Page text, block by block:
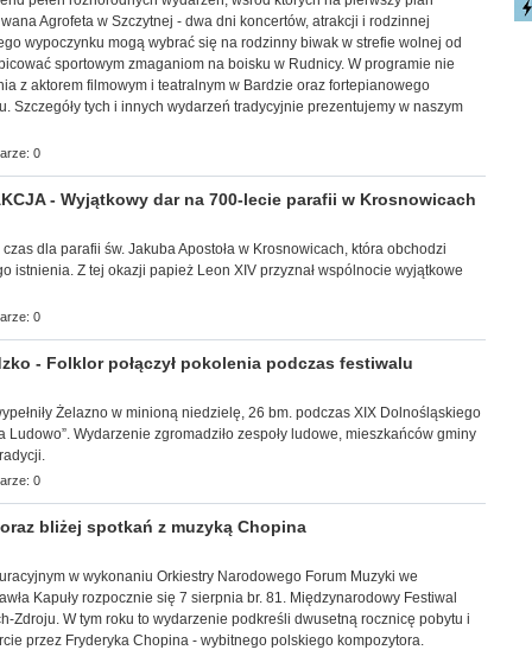
Agrofeta w Szczytnej - dwa dni koncertów, atrakcji i rodzinnej
wypoczynku mogą wybrać się na rodzinny biwak w strefie wolnej od
sportowym zmaganiom na boisku w Rudnicy. W programie nie
z aktorem filmowym i teatralnym w Bardzie oraz fortepianowego
Szczegóły tych i innych wydarzeń tradycyjnie prezentujemy w naszym
0
- Wyjątkowy dar na 700-lecie parafii w Krosnowicach
dla parafii św. Jakuba Apostoła w Krosnowicach, która obchodzi
istnienia. Z tej okazji papież Leon XIV przyznał wspólnocie wyjątkowe
0
- Folklor połączył pokolenia podczas festiwalu
Żelazno w minioną niedzielę, 26 bm. podczas XIX Dolnośląskiego
Ludowo”. Wydarzenie zgromadziło zespoły ludowe, mieszkańców gminy
0
bliżej spotkań z muzyką Chopina
w wykonaniu Orkiestry Narodowego Forum Muzyki we
Kapuły rozpocznie się 7 sierpnia br. 81. Międzynarodowy Festiwal
Zdroju. W tym roku to wydarzenie podkreśli dwusetną rocznicę pobytu i
przez Fryderyka Chopina - wybitnego polskiego kompozytora.